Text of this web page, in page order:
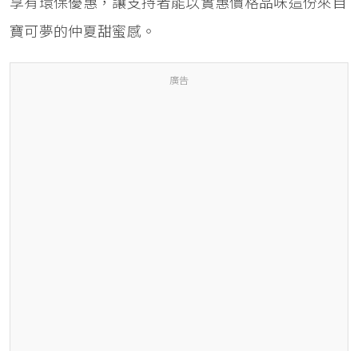
寶可夢的仲夏甜蜜感。
廣告